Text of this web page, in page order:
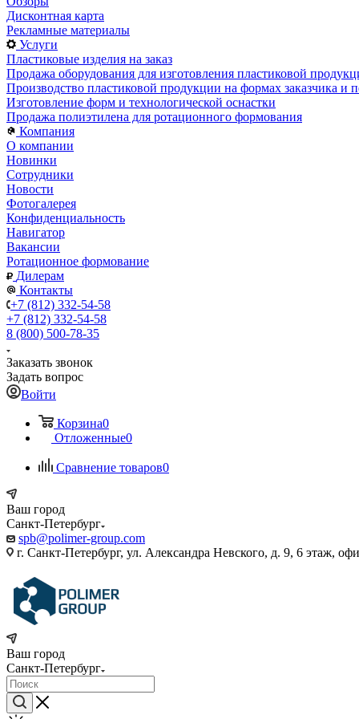
Дисконтная карта
Рекламные материалы
Услуги
Пластиковые изделия на заказ
Продажа оборудования для изготовления пластиковой
Производство пластиковой продукции на формах заказчика и
Изготовление форм и технологической оснастки
Продажа полиэтилена для ротационного формования
Компания
О компании
Новинки
Сотрудники
Новости
Фотогалерея
Конфиденциальность
Навигатор
Вакансии
Ротационное формование
Дилерам
Контакты
+7 (812) 332-54-58
+7 (812) 332-54-58
8 (800) 500-78-35
Заказать звонок
Задать вопрос
Войти
Корзина0
Отложенные0
Сравнение товаров0
Ваш город
Санкт-Петербург
spb@polimer-group.com
г. Санкт-Петербург, ул. Александра Невского, д. 9, 6 этаж,
Ваш город
Санкт-Петербург